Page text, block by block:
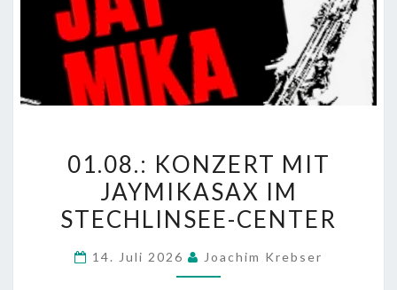
KONZERT
MIT
JAYMIKASAX
IM
STECHLINSEE-
01.08.: KONZERT MIT
JAYMIKASAX IM
STECHLINSEE-CENTER
14. Juli 2026 Joachim Krebser